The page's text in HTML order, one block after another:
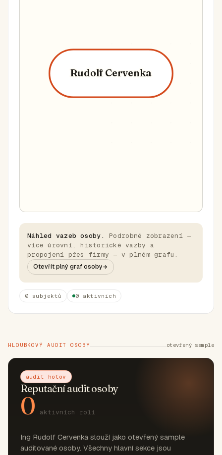
Rudolf Cervenka
Náhled vazeb osoby.
Podrobné zobrazení —
více úrovní, historické vazby a
propojení přes firmy — v plném grafu.
Otevřít plný graf osoby
0 subjektů 0 aktivních
HLOUBKOVÝ AUDIT OSOBY otevřený sample
audit hotov
Reputační audit osoby
0 aktivních rolí
Ing Rudolf Cervenka slouží jako otevřený sample
auditované osoby. Všechny hlavní sekce jsou